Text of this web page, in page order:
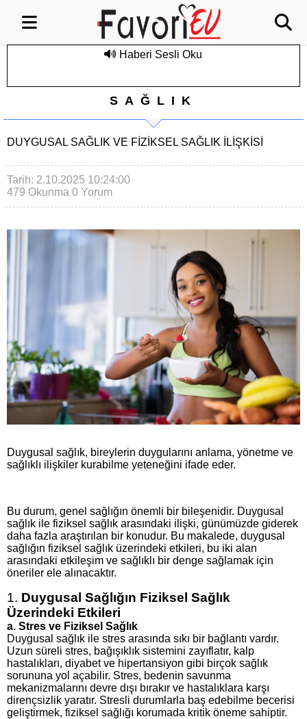
Haberi Sesli Oku
SAĞLIK
DUYGUSAL SAĞLIK VE FIZIKSEL SAĞLIK İLIŞKISI
Tarih: 2.10.2025 10:24:00
479 Okunma 0 Yorum
Duygusal sağlık, bireylerin duygularını anlama, yönetme ve
sağlıklı ilişkiler kurabilme yeteneğini ifade eder.
Bu durum, genel sağlığın önemli bir bileşenidir. Duygusal
sağlık ile fiziksel sağlık arasındaki ilişki, günümüzde giderek
daha fazla araştırılan bir konudur. Bu makalede, duygusal
sağlığın fiziksel sağlık üzerindeki etkileri, bu iki alan
arasındaki etkileşim ve sağlıklı bir denge sağlamak için
öneriler ele alınacaktır.
1. Duygusal Sağlığın Fiziksel Sağlık
Üzerindeki Etkileri
a. Stres ve Fiziksel Sağlık
Duygusal sağlık ile stres arasında sıkı bir bağlantı vardır.
Uzun süreli stres, bağışıklık sistemini zayıflatır, kalp
hastalıkları, diyabet ve hipertansiyon gibi birçok sağlık
sorununa yol açabilir. Stres, bedenin savunma
mekanizmalarını devre dışı bırakır ve hastalıklara karşı
dirençsizlik yaratır. Stresli durumlarla baş edebilme becerisi
geliştirmek, fiziksel sağlığı korumada kritik öneme sahiptir.